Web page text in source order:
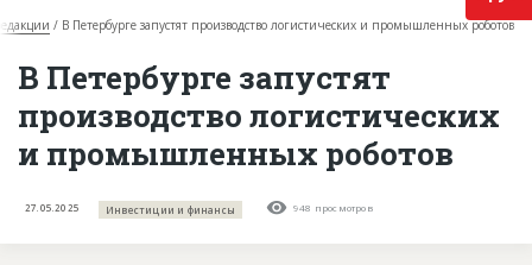
О проекте
Горячие объекты
База строящихся объектов
Инвестпроекты
Глоссарий
В Петербурге запустят производство логистических и промышленных роботов
В Петербурге запустят
производство логистических
и промышленных роботов
27.05.2025 Инвестиции и финансы 948 просмотров